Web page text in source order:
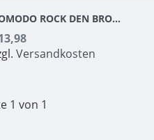
KOMODO ROCK DEN BROWN
Versandkosten
1 von 1